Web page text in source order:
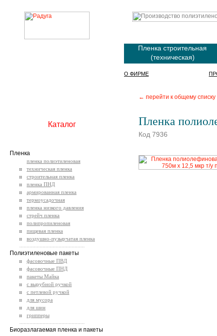
Пленка строительная
(техническая)
О ФИРМЕ
← перейти к общему списку
Пленка
Код 7936
Каталог
Пленка
пленка полиэтиленовая
техническая пленка
строительная пленка
пленка ПНД
армированная пленка
термоусадочная
пленка низкого давления
стрейч пленка
полипропиленовая
пищевая пленка
воздушно-пузырчатая пленка
Полиэтиленовые пакеты
фасовочные ПВД
фасовочные ПНД
пакеты Майка
с вырубной ручкой
с петлевой ручкой
для мусора
для шин
грипперы
Биоразлагаемая пленка и пакеты